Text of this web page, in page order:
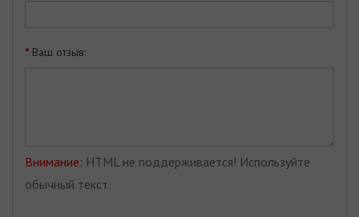
Ваш отзыв:
Внимание: HTML не поддерживается! Используйте
обычный текст.